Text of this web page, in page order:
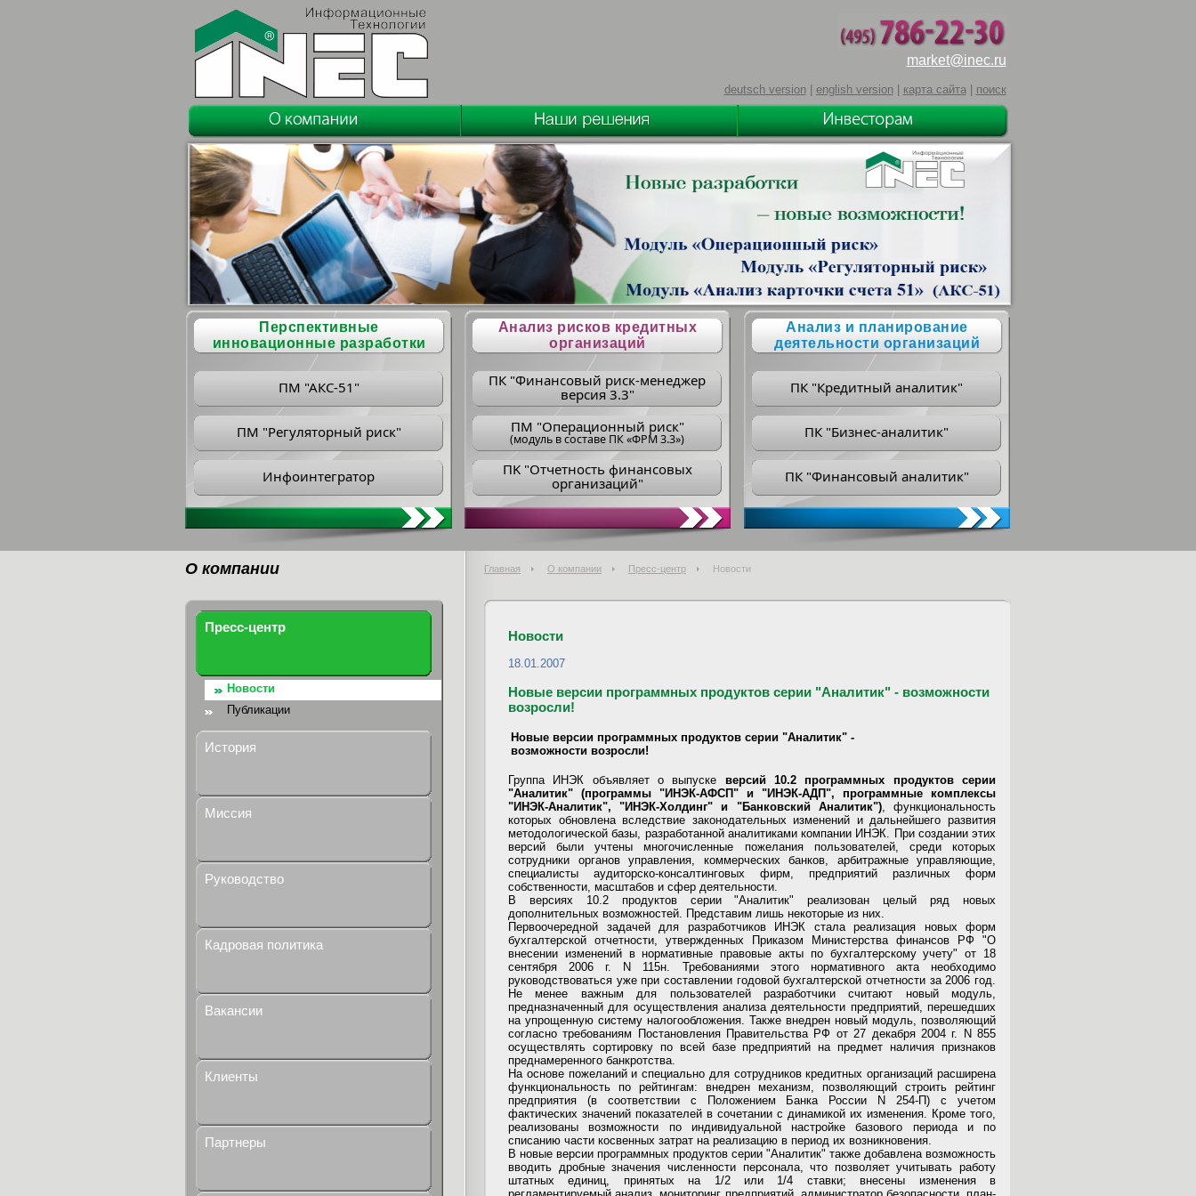
market@inec.ru
deutsch version| english version| карта сайта| поиск
Перспективные
инновационные разработки
ПМ "АКС-51"
ПМ "Регуляторный риск"
Инфоинтегратор
Анализ рисков кредитных
организаций
ПК "Финансовый риск-менеджер
версия 3.3"
ПM "Операционный риск"
(модуль в составе ПК «ФРМ 3.3»)
ПK "Отчетность финансовых
организаций"
Анализ и планирование
деятельности организаций
ПК "Кредитный аналитик"
ПК "Бизнес-аналитик"
ПК "Финансовый аналитик"
О компании Главная О компании Пресс-центр Новости
Пресс-центр
Новости
Публикации
История
Миссия
Руководство
Кадровая политика
Вакансии
Клиенты
Партнеры
Новости
18.01.2007
Новые версии программных продуктов серии "Аналитик" - возможности
возросли!
Новые версии программных продуктов серии "Аналитик" -
возможности возросли!
Группа ИНЭК объявляет о выпуске версий 10.2 программных продуктов серии
"Аналитик" (программы "ИНЭК-АФСП" и "ИНЭК-АДП", программные комплексы
"ИНЭК-Аналитик", "ИНЭК-Холдинг" и "Банковский Аналитик"), функциональность
которых обновлена вследствие законодательных изменений и дальнейшего развития
методологической базы, разработанной аналитиками компании ИНЭК. При создании этих
версий были учтены многочисленные пожелания пользователей, среди которых
сотрудники органов управления, коммерческих банков, арбитражные управляющие,
специалисты аудиторско-консалтинговых фирм, предприятий различных форм
собственности, масштабов и сфер деятельности.
В версиях 10.2 продуктов серии "Аналитик" реализован целый ряд новых
дополнительных возможностей. Представим лишь некоторые из них.
Первоочередной задачей для разработчиков ИНЭК стала реализация новых форм
бухгалтерской отчетности, утвержденных Приказом Министерства финансов РФ "О
внесении изменений в нормативные правовые акты по бухгалтерскому учету" от 18
сентября 2006 г. N 115н. Требованиями этого нормативного акта необходимо
руководствоваться уже при составлении годовой бухгалтерской отчетности за 2006 год.
Не менее важным для пользователей разработчики считают новый модуль,
предназначенный для осуществления анализа деятельности предприятий, перешедших
на упрощенную систему налогообложения. Также внедрен новый модуль, позволяющий
согласно требованиям Постановления Правительства РФ от 27 декабря 2004 г. N 855
осуществлять сортировку по всей базе предприятий на предмет наличия признаков
преднамеренного банкротства.
На основе пожеланий и специально для сотрудников кредитных организаций расширена
функциональность по рейтингам: внедрен механизм, позволяющий строить рейтинг
предприятия (в соответствии с Положением Банка России N 254-П) с учетом
фактических значений показателей в сочетании с динамикой их изменения. Кроме того,
реализованы возможности по индивидуальной настройке базового периода и по
списанию части косвенных затрат на реализацию в период их возникновения.
В новые версии программных продуктов серии "Аналитик" также добавлена возможность
вводить дробные значения численности персонала, что позволяет учитывать работу
штатных единиц, принятых на 1/2 или 1/4 ставки; внесены изменения в